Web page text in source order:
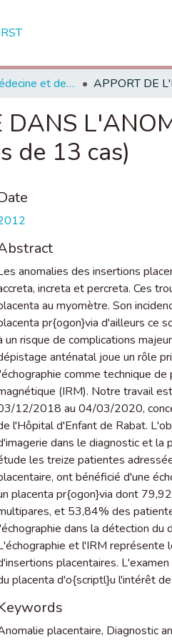
Faculté de Médecine et de Pharmacie - Rabat
de 13 cas)
anomalies des insertions
increta et percreta. Ces
au myomètre. Son
pr{ogon}via d'ailleurs ce
un risque de complications
anténatal joue un rôle
comme technique
(IRM). Notre travail
12/2018 au 04/03/2020,
l'Hôpital d'Enfant de Rabat.
dans le diagnostic et la
les treize patientes
ont bénéficié d'une
placenta pr{ogon}via dont
et 53,84% des
dans la détection du
et l'IRM représente
placentaires.
placenta d'o{scriptl}u l'intérêt
placentaire, Diagnostic